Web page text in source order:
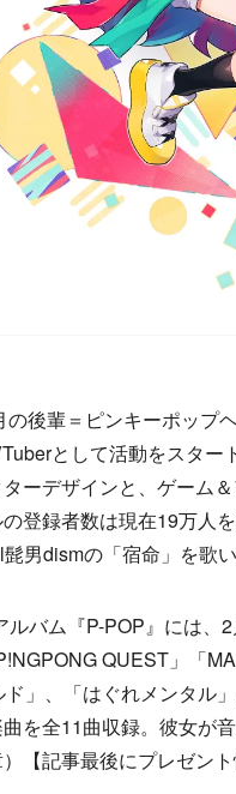
後輩＝ピンキーポップ
として活動をスタ
ーデザインと、ゲーム
登録者数は現在19万人
男dismの「宿命」を歌
バム『P-POP』には、
QUEST」「
」、「はぐれメンタル
を全11曲収録。彼女が
【記事最後にプレゼント